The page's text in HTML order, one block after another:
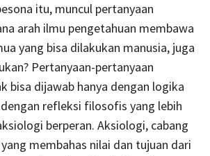
itu, muncul pertanyaan
arah ilmu pengetahuan membawa
yang bisa dilakukan manusia, juga
Pertanyaan-pertanyaan
bisa dijawab hanya dengan logika
refleksi filosofis yang lebih
berperan. Aksiologi, cabang
membahas nilai dan tujuan dari